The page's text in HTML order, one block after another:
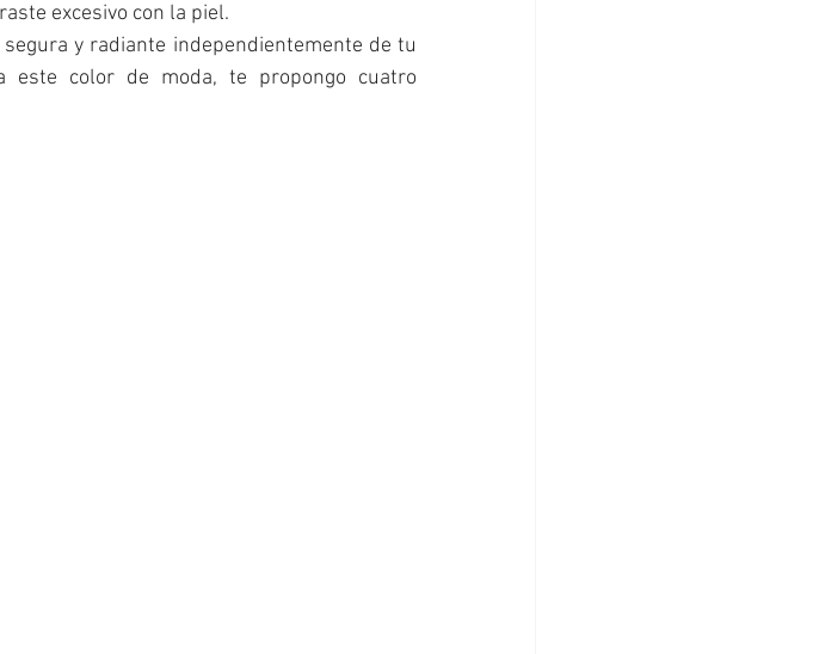
excesivo con la piel.
y radiante independientemente de tu
color de moda, te propongo cuatro